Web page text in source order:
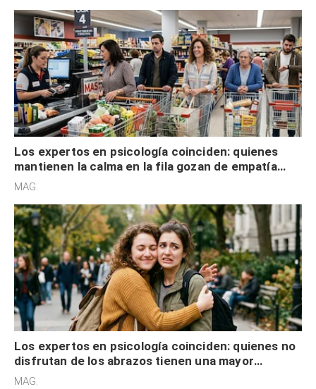
Los expertos en psicología coinciden: quienes
mantienen la calma en la fila gozan de empatía
cognitiva, gratitud y no solo tienen autocontrol
MAG.
Los expertos en psicología coinciden: quienes no
disfrutan de los abrazos tienen una mayor
sensibilidad a los estímulos físicos y no es por
MAG.